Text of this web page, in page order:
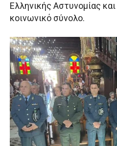
Ελληνικής Αστυνομίας
κοινωνικό σύνολο.